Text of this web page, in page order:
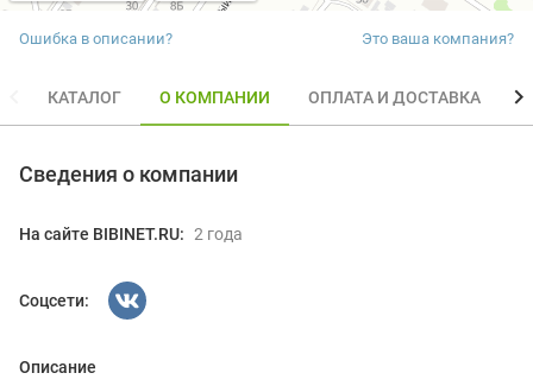
Ошибка в описании? Это ваша компания?
КАТАЛОГ О КОМПАНИИ ОПЛАТА И ДОСТАВКА
Сведения о компании
На сайте BIBINET.RU: 2 года
Соцсети:
Описание